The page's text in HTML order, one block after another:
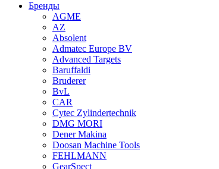
Бренды
AGME
AZ
Absolent
Admatec Europe BV
Advanced Targets
Baruffaldi
Bruderer
BvL
CAR
Cytec Zylindertechnik
DMG MORI
Dener Makina
Doosan Machine Tools
FEHLMANN
GearSpect